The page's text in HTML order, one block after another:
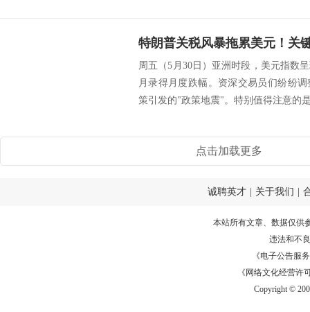
周五（5月30日）亚洲时段，美元指数
月录得月度跌幅。资深交易员们纷纷
策引发的"政策地震"。特别值得注意的
点击加载更多
诚聘英才 关于我们
本站所有文章、数据仅供
违法和不
《电子公告服务
《网络文化经营许
Copyright ©